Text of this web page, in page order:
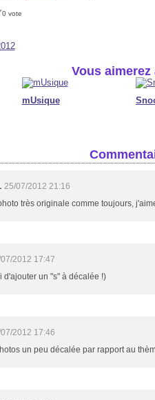
0 vote
Vous aimerez
mUsique
25/07/2012 21:16
très originale comme toujours,
2012 17:47
d'ajouter un "s" à décalée !)
2012 17:46
un peu décalée par rapport au